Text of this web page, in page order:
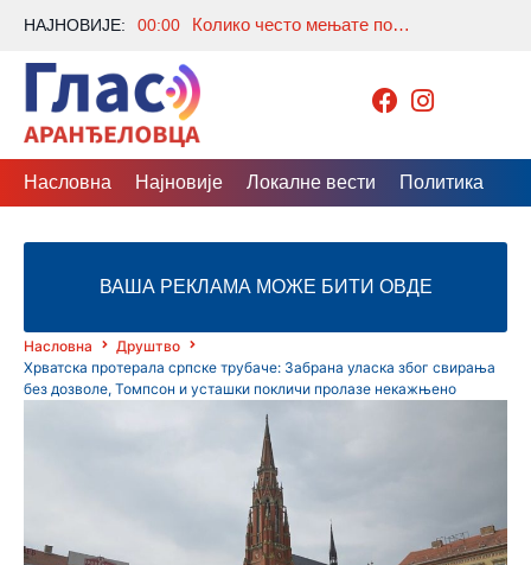
НАЈНОВИЈЕ: 00:00 Колико често мењате постељину? Многи праве исту грешку, а стручњаци откривају колико је заиста потребно
Насловна Најновије Локалне вести Политика
ВАША РЕКЛАМА МОЖЕ БИТИ ОВДЕ
Насловна
Друштво
Хрватска протерала српске трубаче: Забрана уласка због свирања
без дозволе, Томпсон и усташки покличи пролазе некажњено